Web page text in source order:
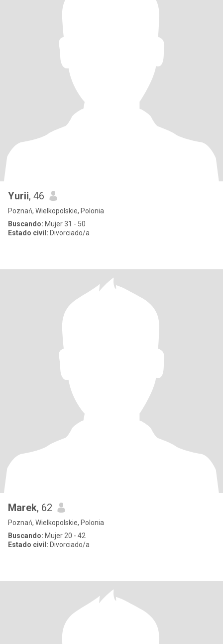
Yurii, 46
Poznań, Wielkopolskie, Polonia
Buscando: Mujer 31 - 50
Estado civil: Divorciado/a
Marek, 62
Poznań, Wielkopolskie, Polonia
Buscando: Mujer 20 - 42
Estado civil: Divorciado/a